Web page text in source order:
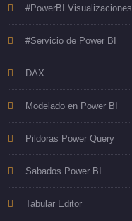
#PowerBI Visualizaciones
#Servicio de Power BI
DAX
Modelado en Power BI
Pildoras Power Query
Sabados Power BI
Tabular Editor